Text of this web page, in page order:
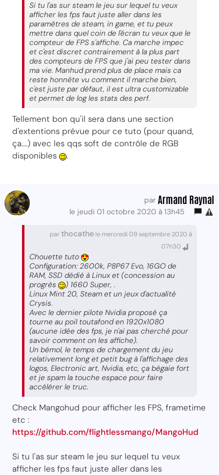
Si tu l'as sur steam le jeu sur lequel tu veux
afficher les fps faut juste aller dans les
paramêtres de steam, in game, et tu peux
mettre dans quel coin de l'écran tu veux que le
compteur de FPS s'affiche. Ca marche impec
et c'est discret contrairement à la plus part
des compteurs de FPS que j'ai peu tester dans
ma vie. Manhud prend plus de place mais ca
reste honnête vu comment il marche bien,
c'est juste par défaut, il est ultra customizable
et permet de log les stats des perf.
Tellement bon qu'il sera dans une section
d'extentions prévue pour ce tuto (pour quand,
ça....) avec les qqs soft de contrôle de RGB
disponibles
.
par Armand Raynal
le jeudi 01 octobre 2020 à 13h45
parthocathe le mercredi 09 septembre 2020 à
07h30
Chouette tuto
Configuration: 2600k, P8P67 Evo, 16GO de
RAM, SSD dédié à Linux et (concession au
progrès
) 1660 Super, .
Linux Mint 20, Steam et un jeux d'actualité
Crysis.
Avec le dernier pilote Nvidia proposé ça
tourne au poil toutafond en 1920x1080
(aucune idée des fps, je n'ai pas cherché pour
savoir comment on les affiche).
Un bémol, le temps de chargement du jeu
relativement long et petit bug à l'affichage des
logos, Electronic art, Nvidia, etc, ça bégaie fort
et je spam la touche espace pour faire
accélérer le truc.
Check Mangohud pour afficher les FPS, frametime
etc :
https://github.com/flightlessmango/MangoHud
Si tu l'as sur steam le jeu sur lequel tu veux
afficher les fps faut juste aller dans les